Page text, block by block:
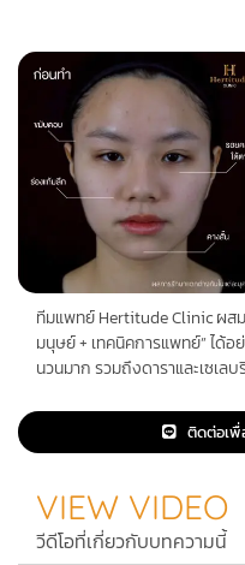
VIEW VIDEO
วีดีโอที่เกี่ยวกับบทความนี้
ทีมแพทย์ Hertitude Clinic ผสม
มนุษย์ + เทคนิคการแพทย์” ได้อ
นวนมาก รวมถึงดาราและเซเล
ติดต่อเ